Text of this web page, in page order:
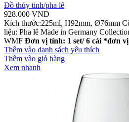
Đồ thủy tinh/pha lê
928.000 VND
Kích thước:225ml, H92mm, Ø76mm
liệu: Pha lê Made in Germany
WMF Đơn vị tính: 1 set/ 6 cái *đơn
Thêm vào danh sách yêu thích
Thêm vào giỏ hàng
Xem nhanh